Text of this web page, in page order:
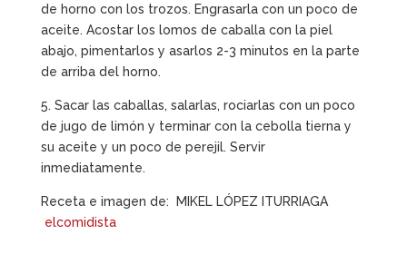
de horno con los trozos. Engrasarla con un poco de
aceite. Acostar los lomos de caballa con la piel
abajo, pimentarlos y asarlos 2-3 minutos en la parte
de arriba del horno.
5. Sacar las caballas, salarlas, rociarlas con un poco
de jugo de limón y terminar con la cebolla tierna y
su aceite y un poco de perejil. Servir
inmediatamente.
Receta e imagen de: MIKEL LÓPEZ ITURRIAGA
elcomidista